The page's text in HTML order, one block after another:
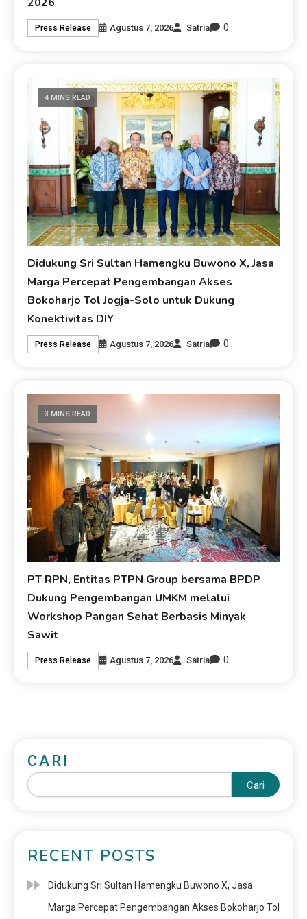
Press Release Agustus 7, 2026 Satria 0
4 MINS READ
Didukung Sri Sultan Hamengku Buwono X, Jasa
Marga Percepat Pengembangan Akses
Bokoharjo Tol Jogja-Solo untuk Dukung
Konektivitas DIY
Press Release Agustus 7, 2026 Satria 0
3 MINS READ
PT RPN, Entitas PTPN Group bersama BPDP
Dukung Pengembangan UMKM melalui
Workshop Pangan Sehat Berbasis Minyak
Sawit
Press Release Agustus 7, 2026 Satria 0
CARI
Cari
RECENT POSTS
Didukung Sri Sultan Hamengku Buwono X, Jasa
Marga Percepat Pengembangan Akses Bokoharjo Tol